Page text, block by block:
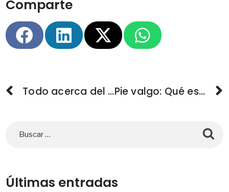
Comparte
Todo acerca del pie cavo: Prevención, síntomas, tratamientos y ejercicios Pie valgo: Qué es, síntomas y cómo tratarlo
Últimas entradas